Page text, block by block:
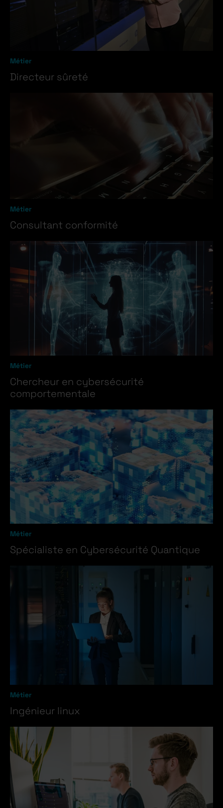
Métier
Directeur sûreté
Métier
Consultant conformité
Métier
Chercheur en cybersécurité
comportementale
Métier
Spécialiste en Cybersécurité Quantique
Métier
Ingénieur linux